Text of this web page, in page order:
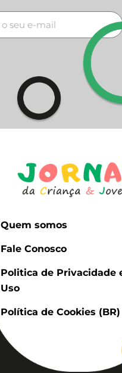
Quem somos
Fale Conosco
Politica de Privacidade
Uso
Política de Cookies (BR)